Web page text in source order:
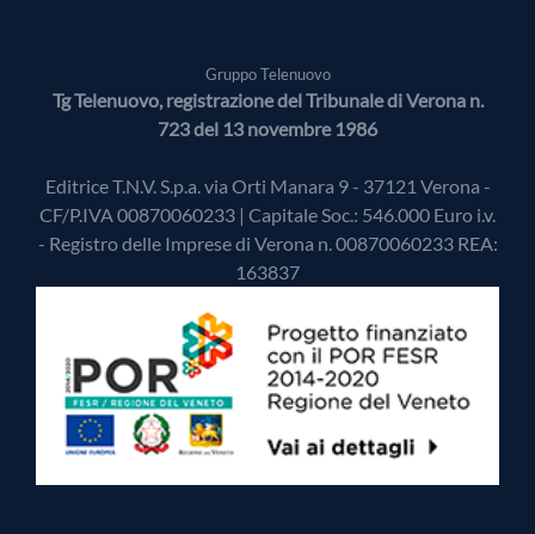
Gruppo Telenuovo
Tg Telenuovo, registrazione del Tribunale di Verona n.
723 del 13 novembre 1986
Editrice T.N.V. S.p.a. via Orti Manara 9 - 37121 Verona -
CF/P.IVA 00870060233 | Capitale Soc.: 546.000 Euro i.v.
- Registro delle Imprese di Verona n. 00870060233 REA:
163837